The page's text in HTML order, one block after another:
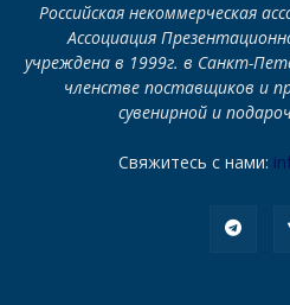
Российская некоммерческая
Ассоциация
учреждена в 1999г. в Санкт-
членстве поставщиков и
сувенирной и
Свяжитесь с нами: